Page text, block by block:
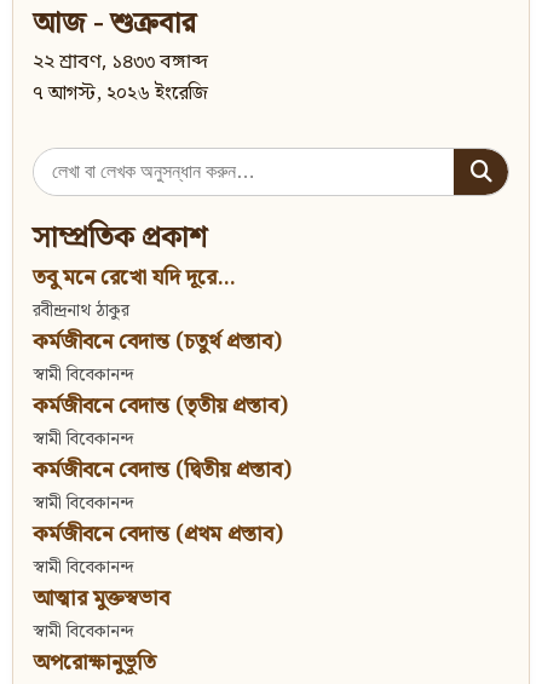
আজ - শুক্রবার
২২ শ্রাবণ, ১৪৩৩ বঙ্গাব্দ
৭ আগস্ট, ২০২৬ ইংরেজি
Search
for:
সাম্প্রতিক প্রকাশ
তবু মনে রেখো যদি দূরে...
রবীন্দ্রনাথ ঠাকুর
কর্মজীবনে বেদান্ত (চতুর্থ প্রস্তাব)
স্বামী বিবেকানন্দ
কর্মজীবনে বেদান্ত (তৃতীয় প্রস্তাব)
স্বামী বিবেকানন্দ
কর্মজীবনে বেদান্ত (দ্বিতীয় প্রস্তাব)
স্বামী বিবেকানন্দ
কর্মজীবনে বেদান্ত (প্রথম প্রস্তাব)
স্বামী বিবেকানন্দ
আত্মার মুক্তস্বভাব
স্বামী বিবেকানন্দ
অপরোক্ষানুভূতি